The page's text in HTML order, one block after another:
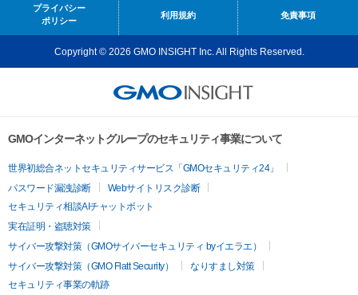
プライバシー
ポリシー
利用規約 免責事項
Copyright © 2026 GMO INSIGHT Inc. All Rights Reserved.
GMOインターネットグループのセキュリティ事業について
世界初総合ネットセキュリティサービス「GMOセキュリティ24」
パスワード漏洩診断
Webサイトリスク診断
セキュリティ相談AIチャットボット
実在証明・盗聴対策
サイバー攻撃対策（GMOサイバーセキュリティ byイエラエ）
サイバー攻撃対策（GMO Flatt Security）
なりすまし対策
セキュリティ事業の軌跡